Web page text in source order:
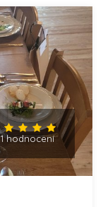
1 hodnocení